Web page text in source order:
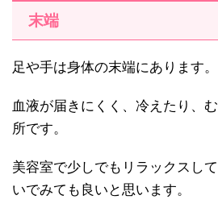
末端
足や手は身体の末端にあります。
血液が届きにくく、冷えたり、
所です。
美容室で少しでもリラックスし
いでみても良いと思います。